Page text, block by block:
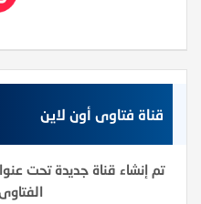
قناة فتاوى أون لاين
تم إنشاء قناة جديدة تحت